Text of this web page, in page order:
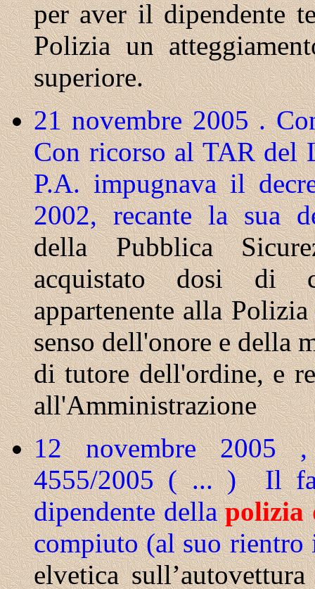
per aver il dipendente
Polizia un
superiore.
21 novembre 2005 .
Con ricorso al TAR del
P.A. impugnava il
2002, recante la sua
della Pubblica
acquistato dosi di
appartenente alla
senso dell'onore e della
di tutore dell'ordine, e
all'Amministrazione
12 novembre 2005
4555/2005 ( ... )Il
dipendente dellapolizia
compiuto (al suo
elvetica